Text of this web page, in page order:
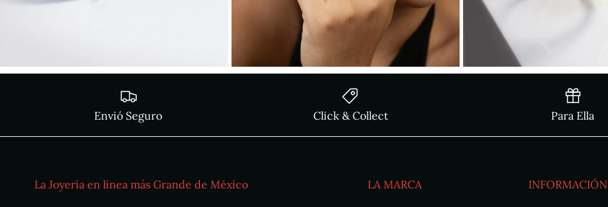
Envió Seguro Click & Collect Para Ella
La Joyería en línea más Grande de México LA MARCA INFORMACIÓN